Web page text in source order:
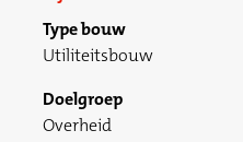
Type bouw
Utiliteitsbouw
Doelgroep
Overheid